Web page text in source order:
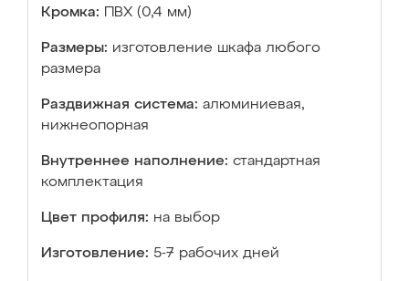
Кромка: ПВХ (0,4 мм)
Размеры: изготовление шкафа любого
размера
Раздвижная система: алюминиевая,
нижнеопорная
Внутреннее наполнение: стандартная
комплектация
Цвет профиля: на выбор
Изготовление: 5-7 рабочих дней